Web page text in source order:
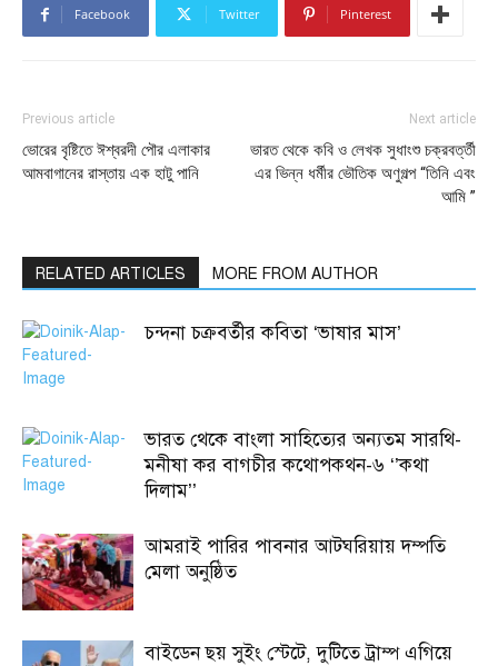
Facebook Twitter Pinterest
Previous article
ভোরের বৃষ্টিতে ঈশ্বরদী পৌর এলাকার
আমবাগানের রাস্তায় এক হাটু পানি
Next article
ভারত থেকে কবি ও লেখক সুধাংশু চক্রবর্ত্তী
এর ভিন্ন ধর্মীর ভৌতিক অণুগল্প “তিনি এবং
আমি ”
RELATED ARTICLES MORE FROM AUTHOR
চন্দনা চক্রবর্তীর কবিতা ‘ভাষার মাস’
ভারত থেকে বাংলা সাহিত্যের অন্যতম সারথি-
মনীষা কর বাগচীর কথোপকথন-৬ ‘’কথা
দিলাম’’
আমরাই পারির পাবনার আটঘরিয়ায় দম্পতি
মেলা অনুষ্ঠিত
বাইডেন ছয় সুইং স্টেটে, দুটিতে ট্রাম্প এগিয়ে